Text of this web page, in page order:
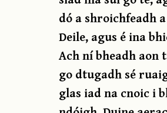
dó a shroichfeadh
Deile, agus é ina
Ach ní bheadh aon
go dtugadh sé
glas iad na cnoic i